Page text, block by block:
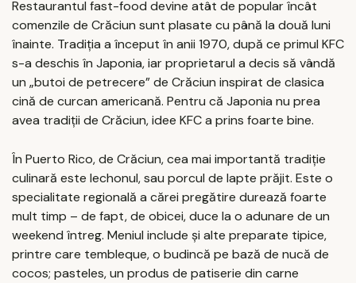
Restaurantul fast-food devine atât de popular încât
comenzile de Crăciun sunt plasate cu până la două luni
înainte. Tradiția a început în anii 1970, după ce primul KFC
s-a deschis în Japonia, iar proprietarul a decis să vândă
un „butoi de petrecere” de Crăciun inspirat de clasica
cină de curcan americană. Pentru că Japonia nu prea
avea tradiții de Crăciun, idee KFC a prins foarte bine.
În Puerto Rico, de Crăciun, cea mai importantă tradiție
culinară este lechonul, sau porcul de lapte prăjit. Este o
specialitate regională a cărei pregătire durează foarte
mult timp – de fapt, de obicei, duce la o adunare de un
weekend întreg. Meniul include și alte preparate tipice,
printre care tembleque, o budincă pe bază de nucă de
cocos; pasteles, un produs de patiserie din carne